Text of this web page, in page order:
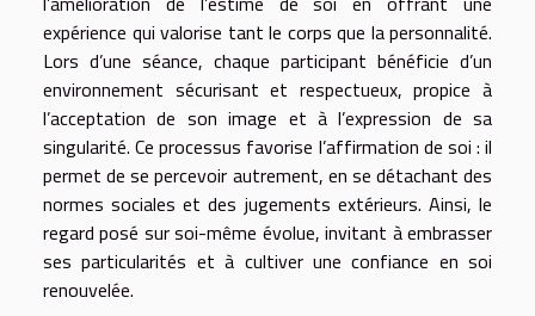
expérience qui valorise tant le corps que la personnalité.
Lors d’une séance, chaque participant bénéficie d’un
environnement sécurisant et respectueux, propice à
l’acceptation de son image et à l’expression de sa
singularité. Ce processus favorise l’affirmation de soi : il
permet de se percevoir autrement, en se détachant des
normes sociales et des jugements extérieurs. Ainsi, le
regard posé sur soi-même évolue, invitant à embrasser
ses particularités et à cultiver une confiance en soi
renouvelée.